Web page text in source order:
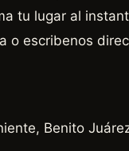
tu lugar al
o escribenos
Benito